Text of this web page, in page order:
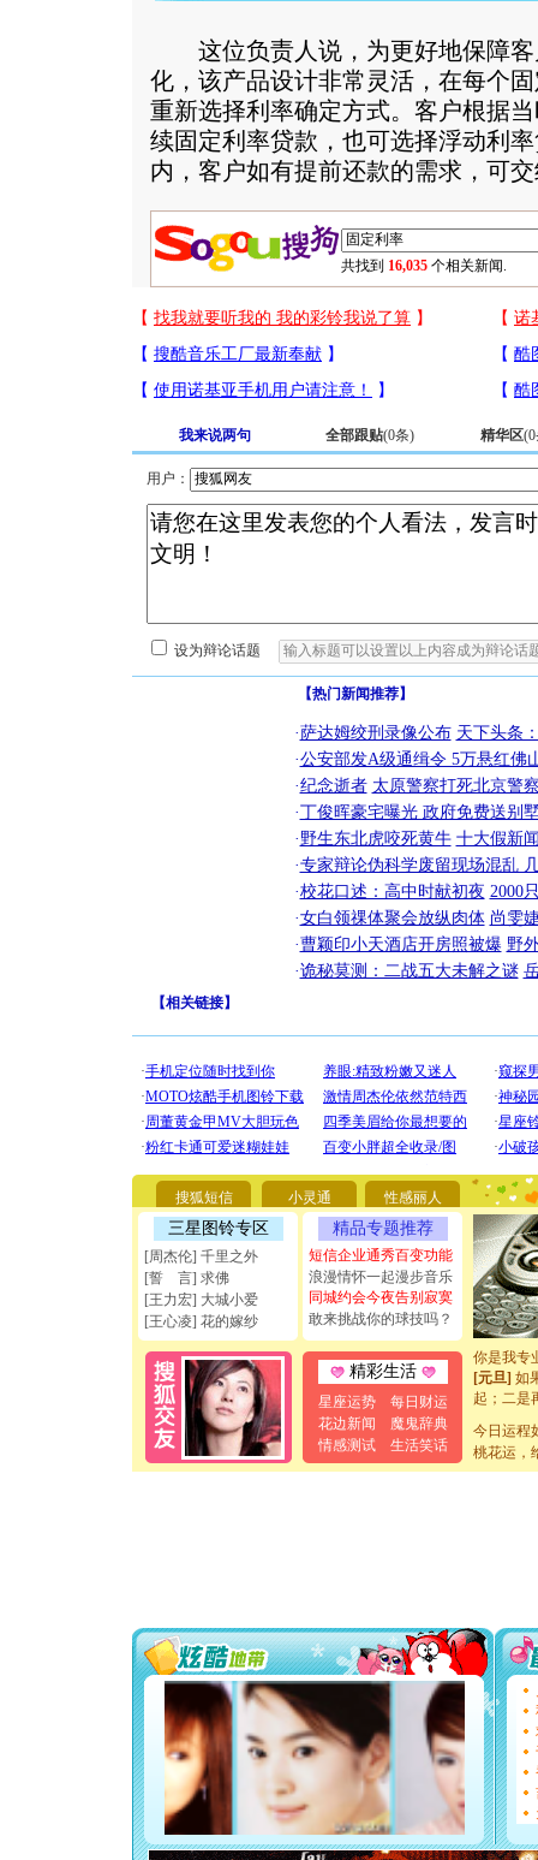
这位负责人说，为更好地保障客
化，该产品设计非常灵活，在每个
重新选择利率确定方式。客户根据
续固定利率贷款，也可选择浮动利
内，客户如有提前还款的需求，可
共找到 16,035 个相关新闻.
我来说两句 全部跟贴(0条) 精华区(0
用户：
设为辩论话题
【热门新闻推荐】
·萨达姆绞刑录像公布 天下头条
·公安部发A级通缉令 5万悬红佛
·纪念逝者 太原警察打死北京警
·丁俊晖豪宅曝光 政府免费送别
·野生东北虎咬死黄牛 十大假新
·专家辩论伪科学废留现场混乱
·校花口述：高中时献初夜 2000
·女白领祼体聚会放纵肉体 尚雯
·曹颖印小天酒店开房照被爆 野
·诡秘莫测：二战五大未解之谜
【相关链接】
搜狐短信 小灵通 性感丽人
三星图铃专区
[周杰伦] 千里之外
[誓 言] 求佛
[王力宏] 大城小爱
[王心凌] 花的嫁纱
精品专题推荐
短信企业通秀百变功能
浪漫情怀一起漫步音乐
同城约会今夜告别寂寞
敢来挑战你的球技吗？
精彩生活
星座运势
每日财运
花边新闻
魔鬼辞典
情感测试
生活笑话
[圣诞节]
要平安！
[圣诞节]
能正大光
天都要快
[圣诞节]
如意,快
[元旦]看
断电。爱
你是我专
[元旦] 如
起；二是
离。水晶
[元旦]当
泣，这痛
卖了。水
你太多，
要平安
[圣诞节]
能正大
天都要快
[圣诞节]
如意,快
[元旦]
看
断电。
你是我
[元旦]如
今日运程
桃花运，